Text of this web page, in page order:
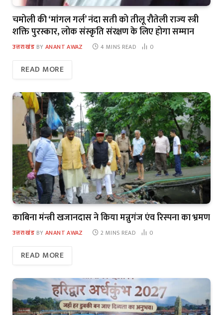
चमोली की ‘मांगल गर्ल’ नंदा सती को तीलू रौतेली राज्य स्त्री
शक्ति पुरस्कार, लोक संस्कृति संरक्षण के लिए होगा सम्मान
उत्तराखंड BY ANANT AWAZ 4 MINS READ 0
READ MORE
काबिना मंन्त्री खजानदास ने किया मन्नुगंज एंव रिस्पना का भ्रमण
उत्तराखंड BY ANANT AWAZ 2 MINS READ 0
READ MORE